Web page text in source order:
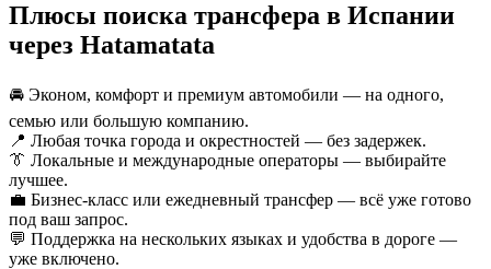
Плюсы поиска трансфера в Испании
через Hatamatata
🚘 Эконом, комфорт и премиум автомобили — на одного,
семью или большую компанию.
📍 Любая точка города и окрестностей — без задержек.
👔 Локальные и международные операторы — выбирайте
лучшее.
💼 Бизнес-класс или ежедневный трансфер — всё уже готово
под ваш запрос.
💬 Поддержка на нескольких языках и удобства в дороге —
уже включено.